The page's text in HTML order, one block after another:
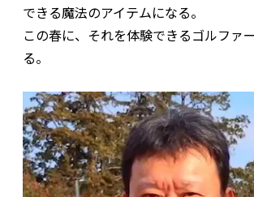
できる魔法のアイテムになる。
この春に、それを体験できるゴルファ
る。